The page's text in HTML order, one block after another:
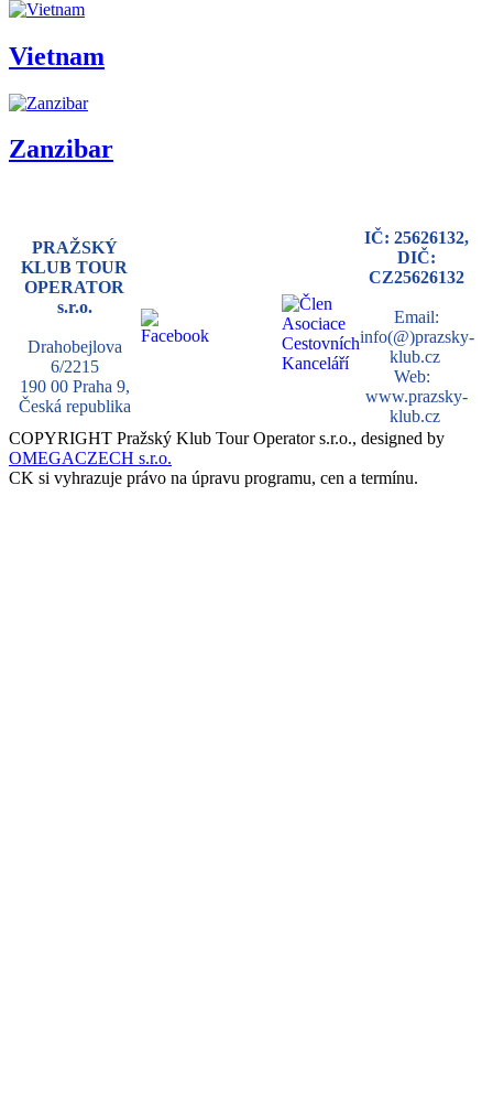
Vietnam
Zanzibar
PRAŽSKÝ
KLUB TOUR
OPERATOR
s.r.o.
Drahobejlova
6/2215
190 00 Praha 9,
Česká republika
IČ: 25626132,
DIČ:
CZ25626132
Email:
info(@)prazsky-
klub.cz
Web:
www.prazsky-
klub.cz
COPYRIGHT Pražský Klub Tour Operator s.r.o., designed by
OMEGACZECH s.r.o.
CK si vyhrazuje právo na úpravu programu, cen a termínu.